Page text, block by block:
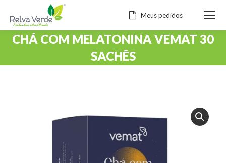
Meus pedidos
CHÁ COM MELATONINA VEMAT 30
SACHÊS